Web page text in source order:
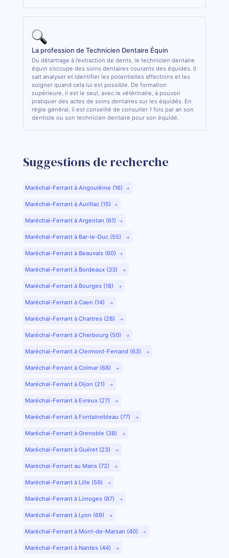
La profession de Technicien Dentaire Équin
Du détartrage à l’extraction de dents, le technicien dentaire
équin s’occupe des soins dentaires courants des équidés. Il
sait analyser et identifier les potentielles affections et les
soigner quand cela lui est possible. De formation
supérieure, il est le seul, avec le vétérinaire, à pouvoir
pratiquer des actes de soins dentaires sur les équidés. En
règle général, il est conseillé de consulter 1 fois par an son
dentiste ou son technicien dentaire pour son équidé.
Suggestions de recherche
Maréchal-Ferrant à Angoulême (16)
Maréchal-Ferrant à Aurillac (15)
Maréchal-Ferrant à Argentan (61)
Maréchal-Ferrant à Bar-le-Duc (55)
Maréchal-Ferrant à Beauvais (60)
Maréchal-Ferrant à Bordeaux (33)
Maréchal-Ferrant à Bourges (18)
Maréchal-Ferrant à Caen (14)
Maréchal-Ferrant à Chartres (28)
Maréchal-Ferrant à Cherbourg (50)
Maréchal-Ferrant à Clermont-Ferrand (63)
Maréchal-Ferrant à Colmar (68)
Maréchal-Ferrant à Dijon (21)
Maréchal-Ferrant à Evreux (27)
Maréchal-Ferrant à Fontainebleau (77)
Maréchal-Ferrant à Grenoble (38)
Maréchal-Ferrant à Guéret (23)
Maréchal-Ferrant au Mans (72)
Maréchal-Ferrant à Lille (59)
Maréchal-Ferrant à Limoges (87)
Maréchal-Ferrant à Lyon (69)
Maréchal-Ferrant à Mont-de-Marsan (40)
Maréchal-Ferrant à Nantes (44)